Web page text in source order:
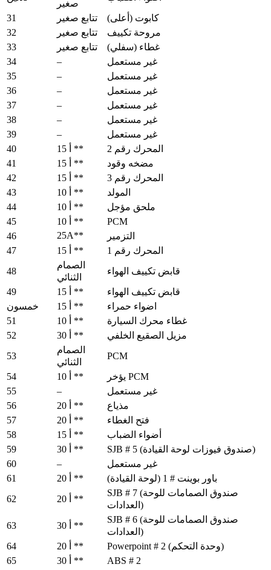
صغير
31
تتابع صغير
كابوت (أعلى)
32
تتابع صغير
مروحة تكييف
33
تتابع صغير
غطاء (سفلي)
34
–
غير مستعمل
35
–
غير مستعمل
36
–
غير مستعمل
37
–
غير مستعمل
38
–
غير مستعمل
39
–
غير مستعمل
40
15 أ **
المحرك رقم 2
41
15 أ **
مضخه وقود
42
15 أ **
المحرك رقم 3
43
10 أ **
المولد
44
10 أ **
ملحق مؤجل
45
10 أ **
PCM
46
25A**
التزمير
47
15 أ **
المحرك رقم 1
48
الصمام
الثنائي
قابض تكييف الهواء
49
15 أ **
قابض تكييف الهواء
خمسون
15 أ **
اضواء حمراء
51
10 أ **
غطاء محرك السيارة
52
30 أ **
مزيل الصقيع الخلفي
53
الصمام
الثنائي
PCM
54
10 أ **
يؤخر PCM
55
–
غير مستعمل
56
20 أ **
مذياع
57
20 أ **
فتح الغطاء
58
15 أ **
أضواء الضباب
59
30 أ **
SJB # 5 (صندوق فيوزات لوحة القيادة)
60
–
غير مستعمل
61
20 أ **
باور بوينت # 1 (لوحة القيادة)
62
20 أ **
SJB # 7 (صندوق الصمامات للوحة
العدادات)
63
30 أ **
SJB # 6 (صندوق الصمامات للوحة
العدادات)
64
20 أ **
Powerpoint # 2 (وحدة التحكم)
65
30 أ **
ABS # 2